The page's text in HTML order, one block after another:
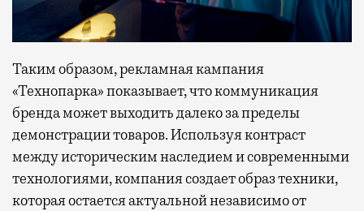
Таким образом, рекламная кампания
«Технопарка» показывает, что коммуникация
бренда может выходить далеко за пределы
демонстрации товаров. Используя контраст
между историческим наследием и современными
технологиями, компания создает образ техники,
которая остается актуальной независимо от